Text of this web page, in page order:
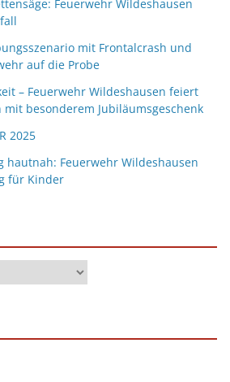
Feuerwehr Wildeshausen
mit Frontalcrash und
auf die Probe
– Feuerwehr Wildeshausen feiert
mit besonderem Jubiläumsgeschenk
2025
hautnah: Feuerwehr Wildeshausen
für Kinder